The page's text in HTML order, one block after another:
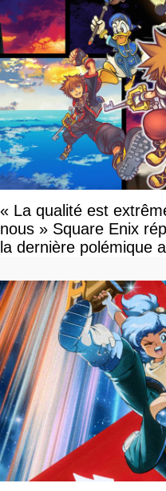
« La qualité est
nous » Square Enix
la dernière polémique